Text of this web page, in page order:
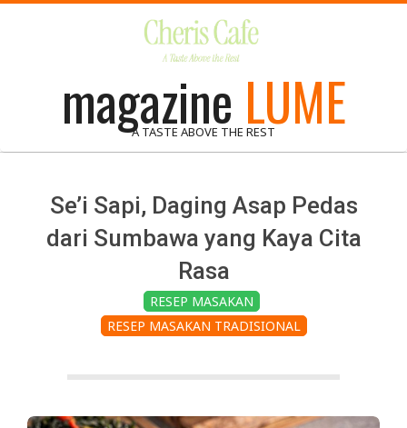
magazine LUME
A TASTE ABOVE THE REST
Se’i Sapi, Daging Asap Pedas
dari Sumbawa yang Kaya Cita
Rasa
RESEP MASAKAN
RESEP MASAKAN TRADISIONAL